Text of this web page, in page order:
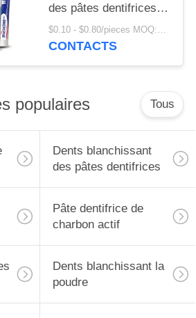
des pâtes dentifrices
Crystal Anti Cavity
coloré
$0.10 - $0.80/pieces MOQ:500 morceaux
CONTACTS
populaires Tous
Dents blanchissant
des pâtes dentifrices
Pâte dentifrice de
charbon actif
Dents blanchissant la
poudre